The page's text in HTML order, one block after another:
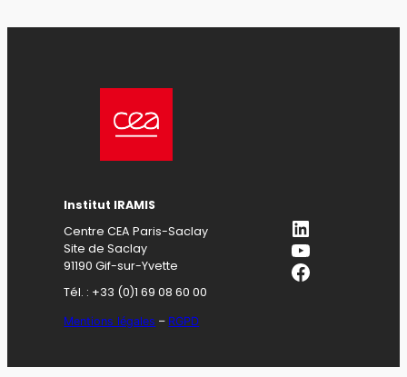
Institut IRAMIS
Centre CEA Paris-Saclay
Site de Saclay
91190 Gif-sur-Yvette
Tél. : +33 (0)1 69 08 60 00
Mentions légales – RGPD
LinkedIn
YouTube
Facebook